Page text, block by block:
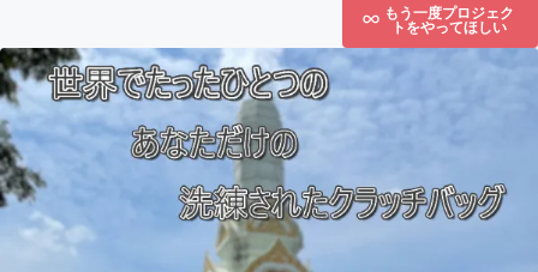
もう一度プロジェク
トをやってほしい